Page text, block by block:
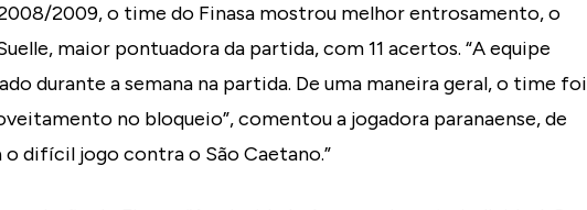
2009, o time do Finasa mostrou melhor entrosamento, o
maior pontuadora da partida, com 11 acertos. “A equipe
durante a semana na partida. De uma maneira geral, o time foi
no bloqueio”, comentou a jogadora paranaense, de
o difícil jogo contra o São Caetano.”